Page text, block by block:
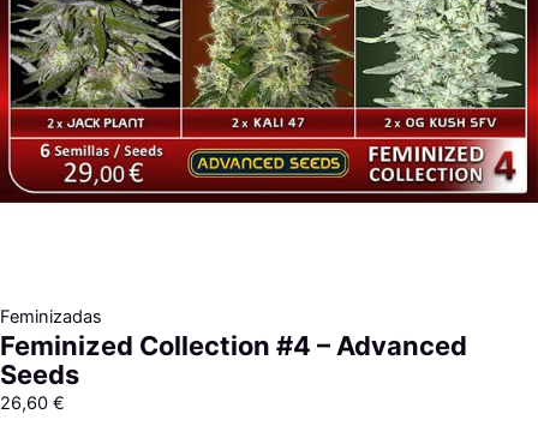
Feminizadas
Feminized Collection #4 – Advanced
Seeds
26,60 €